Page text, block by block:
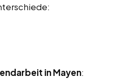
in Mayen: